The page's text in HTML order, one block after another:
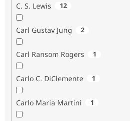
C. S. Lewis 12
Carl Gustav Jung 2
Carl Ransom Rogers 1
Carlo C. DiClemente 1
Carlo Maria Martini 1